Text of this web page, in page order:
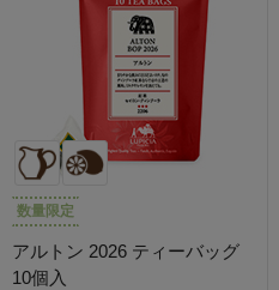
数量限定
アルトン 2026 ティーバッグ
10個入